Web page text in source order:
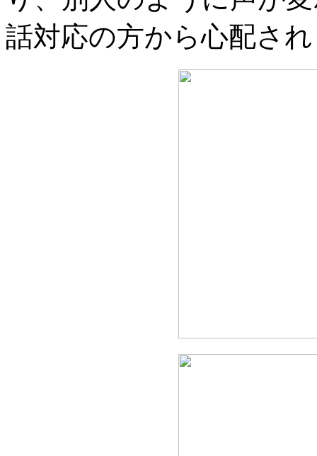
話対応の方から心配さ